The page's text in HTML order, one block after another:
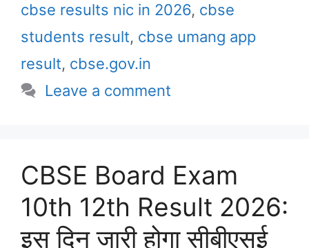
cbse results nic in 2026, cbse
students result, cbse umang app
result, cbse.gov.in
Leave a comment
CBSE Board Exam
10th 12th Result 2026:
इस दिन जारी होगा सीबीएसई